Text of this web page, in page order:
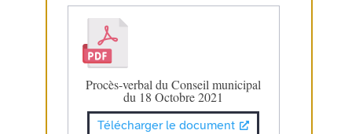
Procès-verbal du Conseil municipal
du 18 Octobre 2021
Télécharger le document